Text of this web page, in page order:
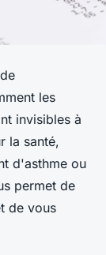
les
invisibles à
la santé,
d'asthme ou
permet de
de vous